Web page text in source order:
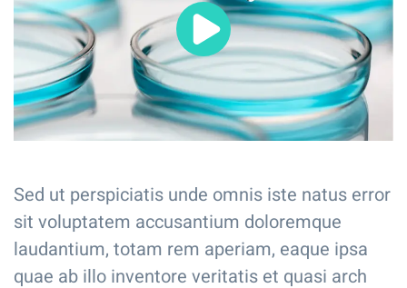
Sed ut perspiciatis unde omnis iste natus error
sit voluptatem accusantium doloremque
laudantium, totam rem aperiam, eaque ipsa
quae ab illo inventore veritatis et quasi arch